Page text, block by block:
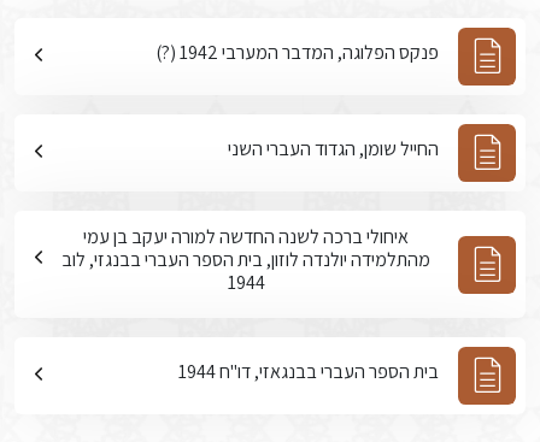
פנקס הפלוגה, המדבר המערבי 1942 (?)
החייל שומן, הגדוד העברי השני
איחולי ברכה לשנה החדשה למורה יעקב בן עמי
מהתלמידה יולנדה לוזון, בית הספר העברי בבנגזי, לוב
1944
בית הספר העברי בבנגאזי, דו"ח 1944